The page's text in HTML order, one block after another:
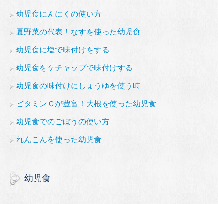
幼児食にんにくの使い方
夏野菜の代表！なすを使った幼児食
幼児食に塩で味付けをする
幼児食をケチャップで味付けする
幼児食の味付けにしょうゆを使う時
ビタミンＣが豊富！大根を使った幼児食
幼児食でのごぼうの使い方
れんこんを使った幼児食
幼児食